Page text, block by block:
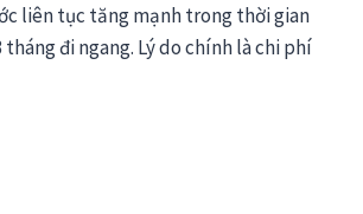
liên tục tăng mạnh trong thời gian
tháng đi ngang. Lý do chính là chi phí